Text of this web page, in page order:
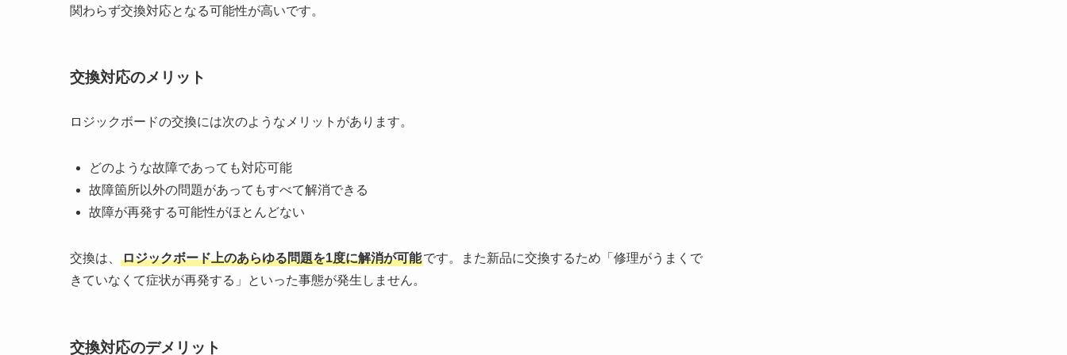
関わらず交換対応となる可能性が高いです。
交換対応のメリット
ロジックボードの交換には次のようなメリットがあります。
どのような故障であっても対応可能
故障箇所以外の問題があってもすべて解消できる
故障が再発する可能性がほとんどない
交換は、 ロジックボード上のあらゆる問題を1度に解消が可能です。また新品に交換するため「修理がうまくで
きていなくて症状が再発する」といった事態が発生しません。
交換対応のデメリット